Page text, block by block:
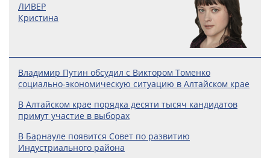
ЛИВЕР
Кристина
Владимир Путин обсудил с Виктором Томенко
социально-экономическую ситуацию в Алтайском крае
В Алтайском крае порядка десяти тысяч кандидатов
примут участие в выборах
В Барнауле появится Совет по развитию
Индустриального района